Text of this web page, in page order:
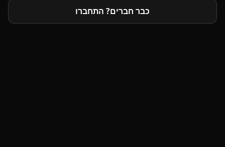
כבר חברים? התחברו